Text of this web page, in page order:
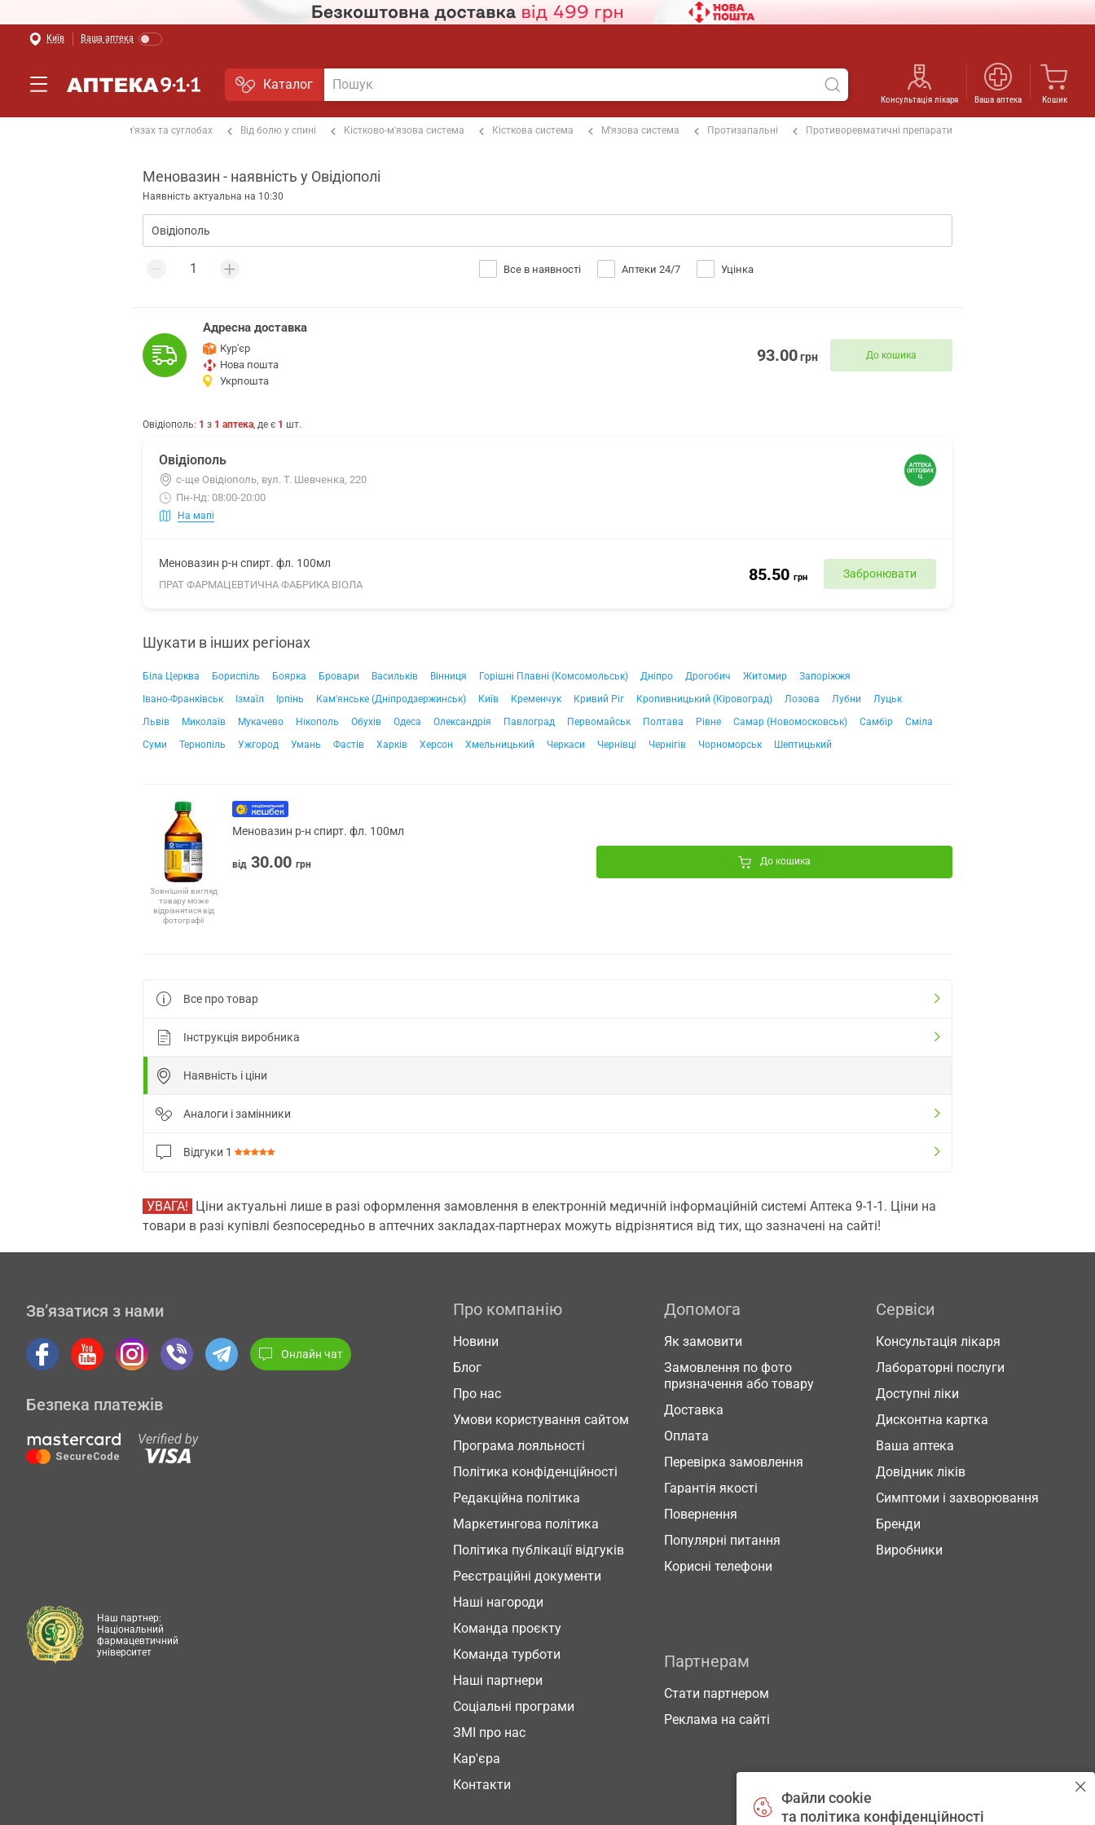
Київ Ваша аптека
Каталог
Консультація лікаря Ваша аптека Кошик
Від болю в м'язах та суглобах Від болю у спині Кістково-м'язова система Кісткова система М'язова система Протизапальні Противоревматичні препарати
Меновазин - наявність у Овідіополі
Наявність актуальна на 10:30
Все в наявності Аптеки 24/7 Уцінка
Адресна доставка
Кур'єр
Нова пошта
Укрпошта
93.00грн До кошика
Овідіополь: 1 з 1 аптека, де є 1 шт.
Овідіополь
с-ще Овідіополь, вул. Т. Шевченка, 220
Пн-Нд: 08:00-20:00
На мапі
Меновазин р-н спирт. фл. 100мл
ПРАТ ФАРМАЦЕВТИЧНА ФАБРИКА ВІОЛА
85.50 грн Забронювати
Шукати в інших регіонах
Біла Церква Бориспіль Боярка Бровари Васильків Вінниця Горішні Плавні (Комсомольськ) Дніпро Дрогобич Житомир
Запоріжжя
Івано-Франківськ
Ізмаїл Ірпінь Кам'янське (Дніпродзержинськ) Київ Кременчук Кривий Ріг Кропивницький (Кіровоград) Лозова Лубни
Луцьк
Львів
Миколаїв Мукачево Нікополь Обухів Одеса Олександрія Павлоград Первомайськ Полтава Рівне Самар (Новомосковськ) Самбір
Сміла
Суми
Тернопіль Ужгород Умань Фастів Харків Херсон Хмельницький Черкаси Чернівці Чернігів Чорноморськ Шептицький
Зовнішній вигляд
товару може
відрізнятися від
фотографії
Меновазин р-н спирт. фл. 100мл
від 30.00 грн До кошика
Все про товар
Інструкція виробника
Наявність і ціни
Аналоги і замінники
Відгуки 1
УВАГА! Ціни актуальні лише в разі оформлення замовлення в електронній медичній інформаційній системі Аптека 9-1-1. Ціни на
товари в разі купівлі безпосередньо в аптечних закладах-партнерах можуть відрізнятися від тих, що зазначені на сайті!
Зв’язатися з нами
Онлайн чат
Безпека платежів
Про компанію
Новини
Блог
Про нас
Умови користування сайтом
Програма лояльності
Політика конфіденційності
Редакційна політика
Маркетингова політика
Політика публікації відгуків
Реєстраційні документи
Наші нагороди
Команда проєкту
Команда турботи
Наші партнери
Соціальні програми
ЗМІ про нас
Кар'єра
Контакти
Допомога
Як замовити
Замовлення по фото
призначення або товару
Доставка
Оплата
Перевірка замовлення
Гарантія якості
Повернення
Популярні питання
Корисні телефони
Сервіси
Консультація лікаря
Лабораторні послуги
Доступні ліки
Дисконтна картка
Ваша аптека
Довідник ліків
Симптоми і захворювання
Бренди
Виробники
Партнерам
Стати партнером
Реклама на сайті
Наш партнер:
Національний
фармацевтичний
університет
Файли cookie
та політика конфіденційності